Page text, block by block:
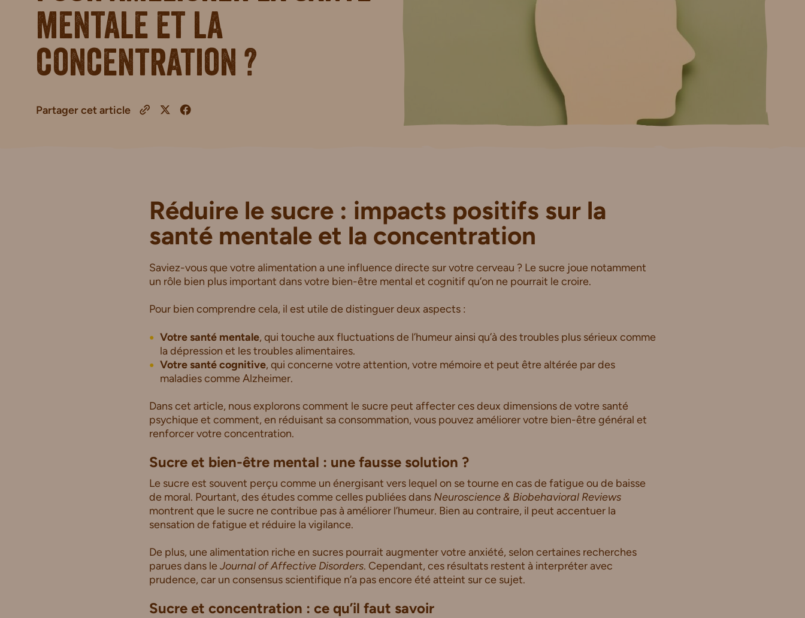
mentale et la
concentration ?
Partager cet article
Réduire le sucre : impacts positifs sur la
santé mentale et la concentration
Saviez-vous que votre alimentation a une influence directe sur votre cerveau ? Le sucre joue notamment
un rôle bien plus important dans votre bien-être mental et cognitif qu’on ne pourrait le croire.
Pour bien comprendre cela, il est utile de distinguer deux aspects :
Votre santé mentale, qui touche aux fluctuations de l’humeur ainsi qu’à des troubles plus sérieux comme
la dépression et les troubles alimentaires.
Votre santé cognitive, qui concerne votre attention, votre mémoire et peut être altérée par des
maladies comme Alzheimer.
Dans cet article, nous explorons comment le sucre peut affecter ces deux dimensions de votre santé
psychique et comment, en réduisant sa consommation, vous pouvez améliorer votre bien-être général et
renforcer votre concentration.
Sucre et bien-être mental : une fausse solution ?
Le sucre est souvent perçu comme un énergisant vers lequel on se tourne en cas de fatigue ou de baisse
de moral. Pourtant, des études comme celles publiées dans Neuroscience & Biobehavioral Reviews
montrent que le sucre ne contribue pas à améliorer l’humeur. Bien au contraire, il peut accentuer la
sensation de fatigue et réduire la vigilance.
De plus, une alimentation riche en sucres pourrait augmenter votre anxiété, selon certaines recherches
parues dans le Journal of Affective Disorders. Cependant, ces résultats restent à interpréter avec
prudence, car un consensus scientifique n’a pas encore été atteint sur ce sujet.
Sucre et concentration : ce qu’il faut savoir